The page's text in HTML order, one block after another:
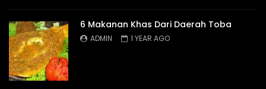
6 Makanan Khas Dari Daerah Toba
ADMIN 1 YEAR AGO